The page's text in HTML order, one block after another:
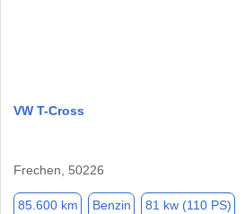
VW T-Cross
Frechen, 50226
85.600 km Benzin 81 kw (110 PS)